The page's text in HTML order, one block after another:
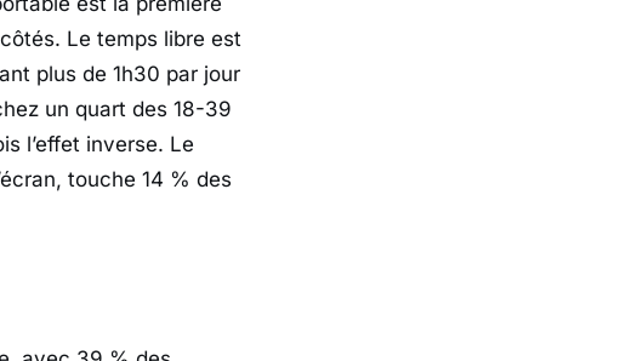
Le temps libre est
plus de 1h30 par jour
un quart des 18-39
l’effet inverse. Le
touche 14 % des